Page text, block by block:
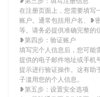
在注册页面上，您需要填写
账户。通常包括用户名、❥
等。请务必提供准确完整的
❥第四步：验证账户
填写完个人信息后，您可能
提供的电子邮件地址或手机
提示进行验证操作。这有助
子滥用您的个人信息。
❥第五步：设置安全选项